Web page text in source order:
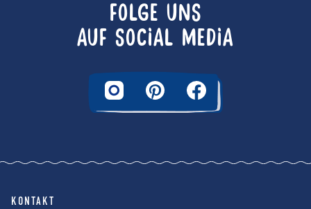
FOLGE UNS
AUF SOCIAL MEDIA
KONTAKT